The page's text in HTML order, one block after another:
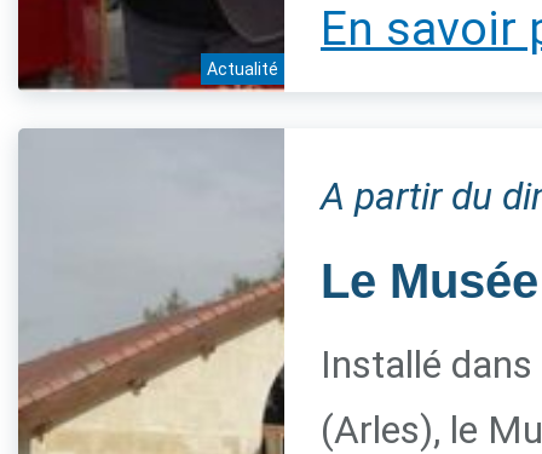
Actualité
En savoir
A partir du
Le
Installé dans
(Arles), le